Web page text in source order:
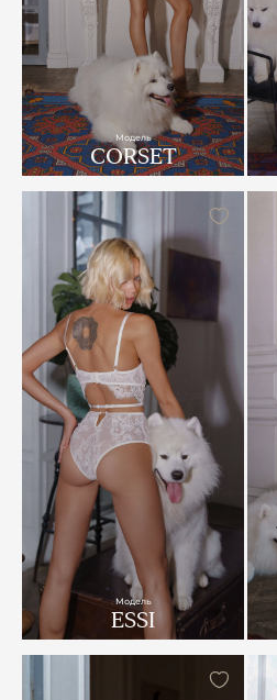
Модель
CORSET
Модель
ESSI